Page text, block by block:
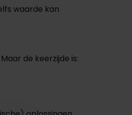
waarde kan
de keerzijde is: